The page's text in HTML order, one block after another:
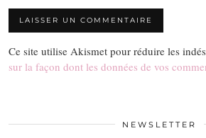
Ce site utilise Akismet pour réduire les
sur la façon dont les données de vos
NEWSLETTER